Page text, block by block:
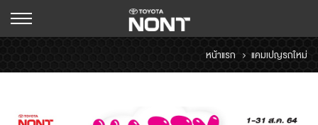
หน้าแรก แคมเปญรถใหม่